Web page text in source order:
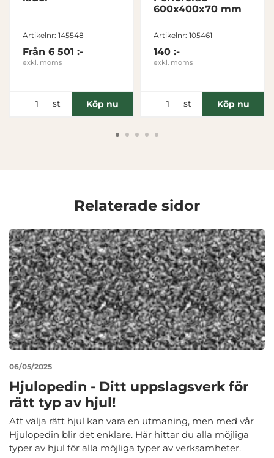
Statistik
Tillåt urval
Avvisa
Artikelnr: 145548
Från 6 501 :-
exkl. moms
st Köp nu
600x400x70 mm
Artikelnr: 105461
140 :-
exkl. moms
st Köp nu
Relaterade sidor
06/05/2025
Hjulopedin - Ditt uppslagsverk för
rätt typ av hjul!
Att välja rätt hjul kan vara en utmaning, men med vår
Hjulopedin blir det enklare. Här hittar du alla möjliga
typer av hjul för alla möjliga typer av verksamheter.